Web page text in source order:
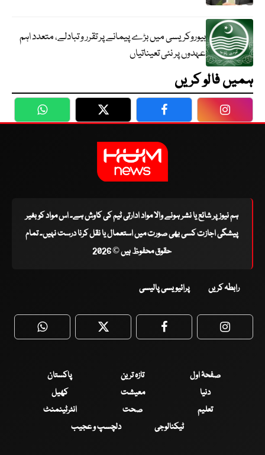
بیوروکریسی میں بڑے پیمانے پر تقرر و تبادلے، متعدد اہم
عہدوں پر نئی تعیناتیاں
ہمیں فالو کریں
WhatsApp Twitter Facebook
ہم نیوز پر شائع یا نشر ہونے والا مواد ادارتی ٹیم کی کاوش ہے۔ اس مواد کو بغیر
پیشگی اجازت کسی بھی صورت میں استعمال یا نقل کرنا درست نہیں۔ تمام
حقوق محفوظ ہیں © 2026
رابطہ کریں پرائیویسی پالیسی
WhatsApp Twitter Facebook
صفحۂ اول تازہ ترین
پاکستان
دنیا
معیشت
کھیل
تعلیم
صحت
انٹرٹینمنٹ
ٹیکنالوجی
دلچسپ و عجیب